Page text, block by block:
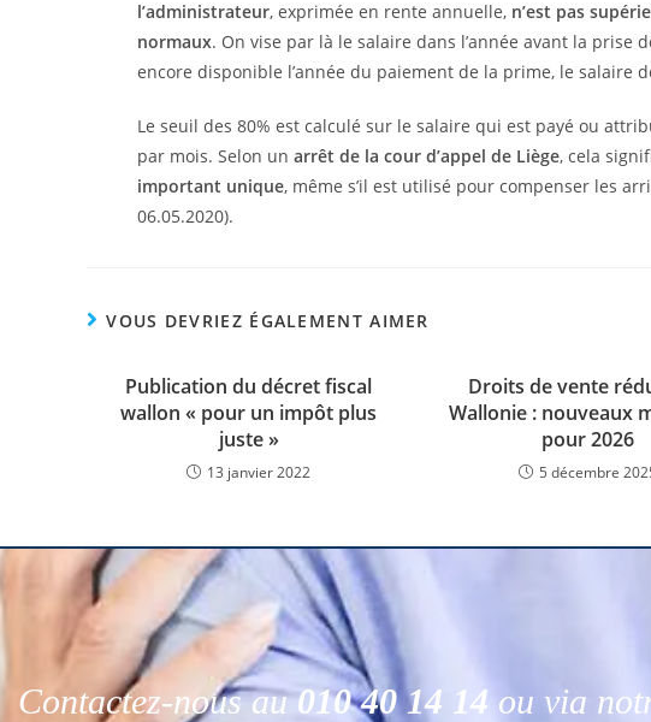
l’administrateur, exprimée en rente annuelle, n’est pas
normaux. On vise par là le salaire dans l’année avant la prise
encore disponible l’année du paiement de la prime, le salaire
Le seuil des 80% est calculé sur le salaire qui est payé ou
par mois. Selon un arrêt de la cour d’appel de Liège, cela
important unique, même s’il est utilisé pour compenser les
06.05.2020).
VOUS DEVRIEZ ÉGALEMENT AIMER
Publication du décret fiscal
wallon « pour un impôt plus
juste »
13 janvier 2022
Droits de vente
Wallonie : nouveaux
pour 2026
5 décembre
Contactez-nous au010 40 14 14 ou via